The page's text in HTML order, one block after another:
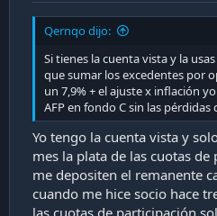
Qernqo dijo:
Si tienes la cuenta vista y la
que sumar los excedentes por
un 7,9% + el ajuste x inflación
AFP en fondo C sin las pérdidas
Yo tengo la cuenta vista y
mes la plata de las cuotas
me depositen el remanente
cuando me hice socio hace